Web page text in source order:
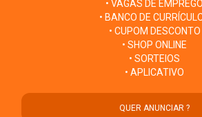
• VAGAS DE EMPREGO
• BANCO DE
• CUPOM DESCONTO
• SHOP ONLINE
• SORTEIOS
• APLICATIVO
QUER ANUNCIAR ?